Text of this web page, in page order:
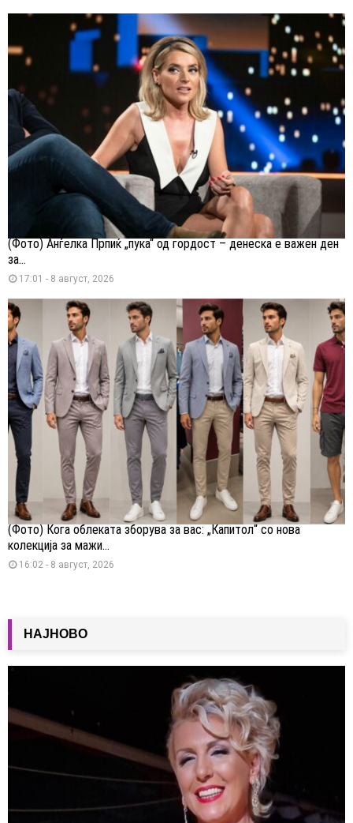
(Фото) Анѓелка Прпиќ „пука“ од гордост – денеска е важен ден
за...
17:01 - 8 август, 2026
(Фото) Кога облеката зборува за вас: „Капитол“ со нова
колекција за мажи...
16:02 - 8 август, 2026
НАЈНОВО